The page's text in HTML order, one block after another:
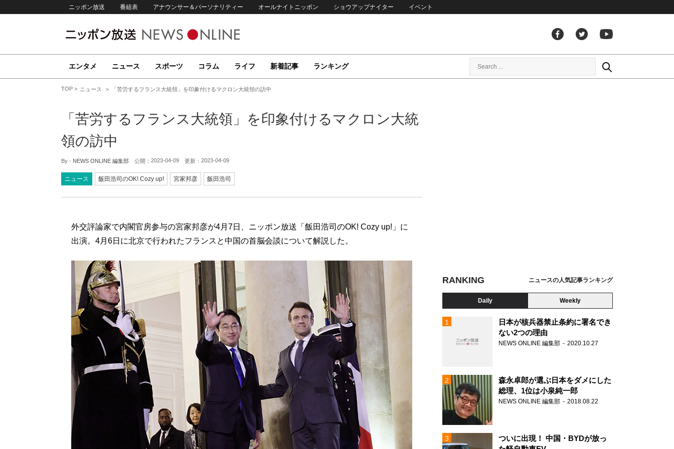
ニッポン放送 番組表 アナウンサー＆パーソナリティー オールナイトニッポン ショウアップナイター イベント
エンタメ ニュース スポーツ コラム ライフ 新着記事 ランキング
TOP ニュース 「苦労するフランス大統領」を印象付けるマクロン大統領の訪中
「苦労するフランス大統領」を印象付けるマクロン大統
領の訪中
By - NEWS ONLINE 編集部 公開： 2023-04-09 更新： 2023-04-09
ニュース 飯田浩司のOK! Cozy up! 宮家邦彦 飯田浩司
外交評論家で内閣官房参与の宮家邦彦が4月7日、ニッポン放送「飯田浩司のOK! Cozy up!」に
出演。4月6日に北京で行われたフランスと中国の首脳会談について解説した。
RANKING ニュースの人気記事ランキング
Daily Weekly
日本が核兵器禁止条約に署名でき
ない2つの理由
NEWS ONLINE 編集部 2020.10.27
森永卓郎が選ぶ日本をダメにした
総理、1位は小泉純一郎
NEWS ONLINE 編集部 2018.08.22
ついに出現！ 中国・BYDが放っ